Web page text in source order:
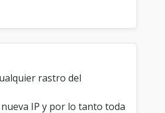
rastro del
IP y por lo tanto toda